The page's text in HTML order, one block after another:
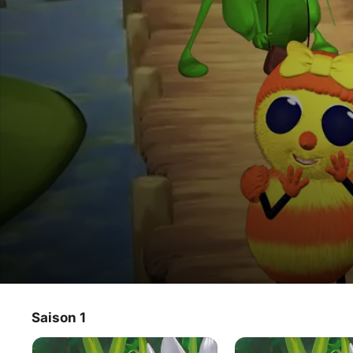
Série TV · Enfants et famille
Saison 1